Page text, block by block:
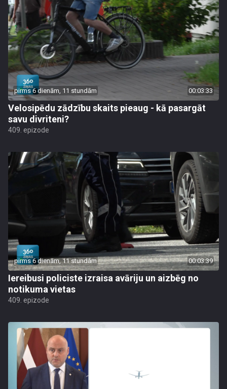
pirms 6 dienām, 11 stundām 00:03:33
Velosipēdu zādzību skaits pieaug - kā pasargāt
savu divriteni?
409. epizode
pirms 6 dienām, 11 stundām 00:03:39
Iereibusi policiste izraisa avāriju un aizbēg no
notikuma vietas
409. epizode